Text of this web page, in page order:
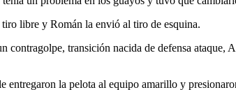
libre y Román la envió al tiro de esquina.
transición nacida de defensa
entregaron la pelota al equipo amarillo y